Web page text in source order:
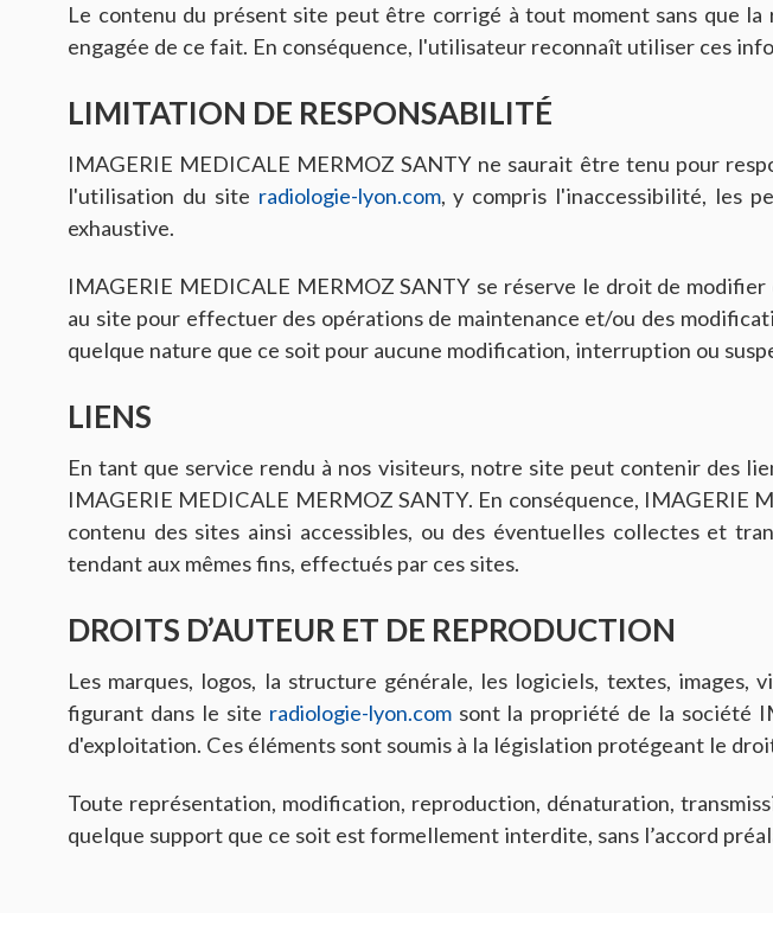
Le contenu du présent site peut être corrigé à tout moment sans que
engagée de ce fait. En conséquence, l'utilisateur reconnaît utiliser ces
LIMITATION DE RESPONSABILITÉ
IMAGERIE MEDICALE MERMOZ SANTY ne saurait être tenu pour
l'utilisation du site radiologie-lyon.com, y compris l'inaccessibilité, les
exhaustive.
IMAGERIE MEDICALE MERMOZ SANTY se réserve le droit de
au site pour effectuer des opérations de maintenance et/ou des
quelque nature que ce soit pour aucune modification, interruption ou
LIENS
En tant que service rendu à nos visiteurs, notre site peut contenir des
IMAGERIE MEDICALE MERMOZ SANTY. En conséquence, IMAGERIE
contenu des sites ainsi accessibles, ou des éventuelles collectes et
tendant aux mêmes fins, effectués par ces sites.
DROITS D’AUTEUR ET DE REPRODUCTION
Les marques, logos, la structure générale, les logiciels, textes,
figurant dans le site radiologie-lyon.comsont la propriété de la société
d'exploitation. Ces éléments sont soumis à la législation protégeant le
Toute représentation, modification, reproduction, dénaturation,
quelque support que ce soit est formellement interdite, sans l’accord